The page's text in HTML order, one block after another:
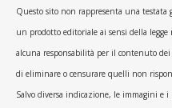
Questo sito non rappresenta una
un prodotto editoriale ai sensi della
alcuna responsabilità per il contenuto
di eliminare o censurare quelli non
Salvo diversa indicazione, le immagini